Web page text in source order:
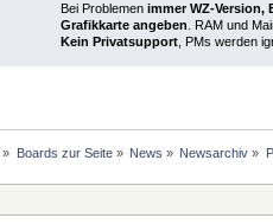
Bei Problemen immer WZ-Version,
Grafikkarte angeben . RAM und
Kein Privatsupport, PMs werden
» Boards zur Seite» News » Newsarchiv »